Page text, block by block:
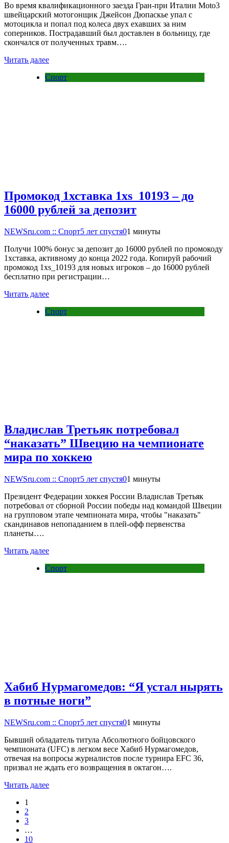
Во время квалификационного заезда Гран-при Италии Moto3
швейцарский мотогонщик Джейсон Дюпаскье упал с
мотоцикла и попал под колеса двух ехавших за ним
соперников. Пострадавший был доставлен в больницу, где
скончался от полученных травм….
Читать далее
Спорт
Промокод 1хставка 1xs_10193 – до
16000 рублей за депозит
NEWSru.com :: Спорт5 лет спустя01 минуты
Получи 100% бонус за депозит до 16000 рублей по промокоду
1хставка, активному до конца 2022 года. Копируй рабочий
промокод 1xs_10193 для новых игроков – до 16000 рублей
бесплатно при регистрации…
Читать далее
Спорт
Владислав Третьяк потребовал
“наказать” Швецию на чемпионате
мира по хоккею
NEWSru.com :: Спорт5 лет спустя01 минуты
Президент Федерации хоккея России Владислав Третьяк
потребовал от сборной России победы над командой Швеции
на групповом этапе чемпионата мира, чтобы "наказать"
скандинавов непопаданием в плей-офф первенства
планеты….
Читать далее
Спорт
Хабиб Нурмагомедов: “Я устал нырять
в потные ноги”
NEWSru.com :: Спорт5 лет спустя01 минуты
Бывший обладатель титула Абсолютного бойцовского
чемпионата (UFC) в легком весе Хабиб Нурмагомедов,
отвечая на вопросы журналистов после турнира EFC 36,
призвал не ждать его возвращения в октагон….
Читать далее
1
2
3
…
10